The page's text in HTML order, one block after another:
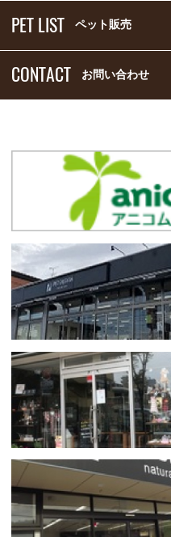
PET LIST ペット販売
CONTACT お問い合わせ